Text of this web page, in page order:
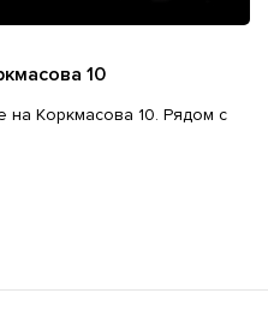
10
Коркмасова 10. Рядом с